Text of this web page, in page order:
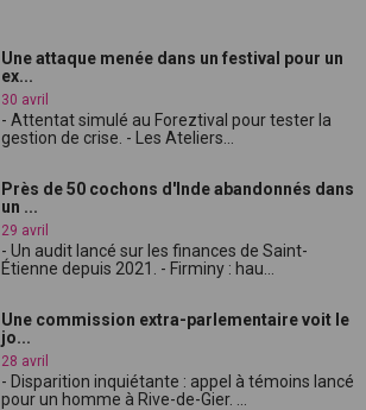
Une attaque menée dans un festival pour un
ex...
30 avril
- Attentat simulé au Foreztival pour tester la
gestion de crise. - Les Ateliers...
Près de 50 cochons d'Inde abandonnés dans
un ...
29 avril
- Un audit lancé sur les finances de Saint-
Étienne depuis 2021. - Firminy : hau...
Une commission extra-parlementaire voit le
jo...
28 avril
- Disparition inquiétante : appel à témoins lancé
pour un homme à Rive-de-Gier. ...